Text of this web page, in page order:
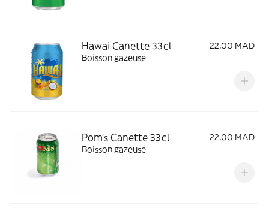
Hawai Canette 33cl
22,00 MAD
Boisson gazeuse
Pom's Canette 33cl
22,00 MAD
Boisson gazeuse